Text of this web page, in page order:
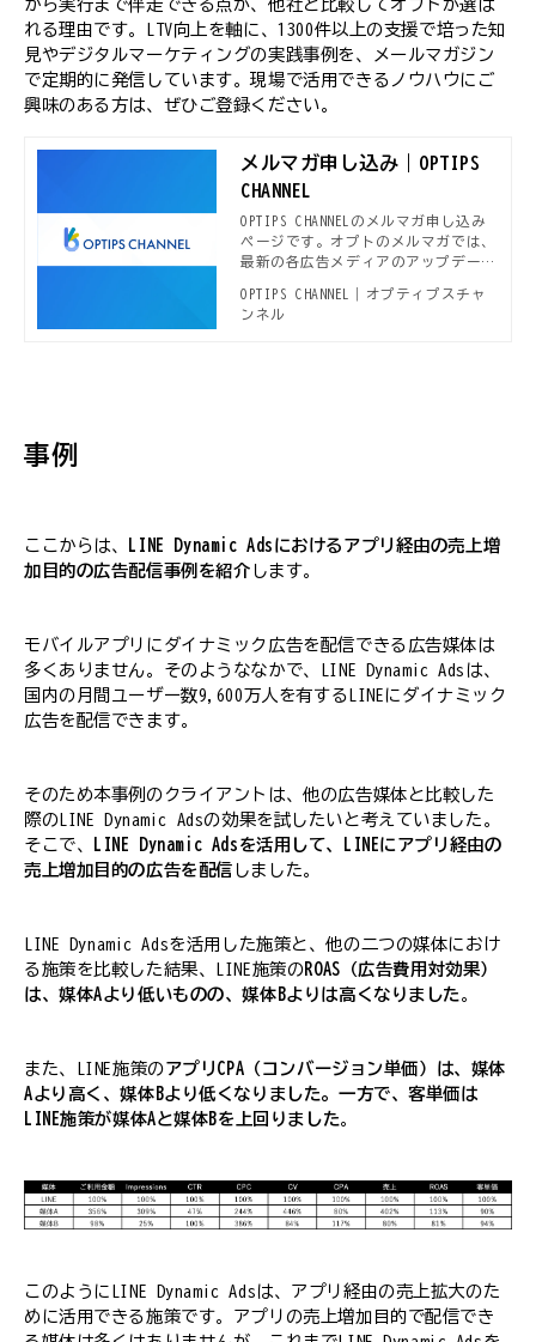
から実行まで伴走できる点が、他社と比較してオプトが選ば
れる理由です。LTV向上を軸に、1300件以上の支援で培った知
見やデジタルマーケティングの実践事例を、メールマガジン
で定期的に発信しています。現場で活用できるノウハウにご
興味のある方は、ぜひご登録ください。
メルマガ申し込み｜OPTIPS
CHANNEL
OPTIPS CHANNELのメルマガ申し込み
ページです。オプトのメルマガでは、
最新の各広告メディアのアップデート
れる新着デジタルマーケティング事
例、セミナー開催案内などデジタルマ
OPTIPS CHANNEL｜オプティプスチャ
ンネル
事例
ここからは、
LINE Dynamic Adsにおけるアプリ経由の売上増
加目的の広告配信事例を紹介 します。
モバイルアプリにダイナミック広告を配信できる広告媒体は
多くありません。そのようななかで、LINE Dynamic Adsは、
国内の月間ユーザー数9,600万人を有するLINEにダイナミック
広告を配信できます。
そのため本事例のクライアントは、他の広告媒体と比較した
際のLINE Dynamic Adsの効果を試したいと考えていました。
そこで、
LINE Dynamic Adsを活用して、LINEにアプリ経由の
売上増加目的の広告を配信 しました。
LINE Dynamic Adsを活用した施策と、他の二つの媒体におけ
る施策を比較した結果、LINE施策のROAS（広告費用対効果）
は、媒体Aより低いものの、媒体Bよりは高くなりました 。
また、LINE施策のアプリCPA（コンバージョン単価）は、媒体
Aより高く、媒体Bより低くなりました。一方で、客単価は
LINE施策が媒体Aと媒体Bを上回りました。
このようにLINE Dynamic Adsは、アプリ経由の売上拡大のた
めに活用できる施策です。アプリの売上増加目的で配信でき